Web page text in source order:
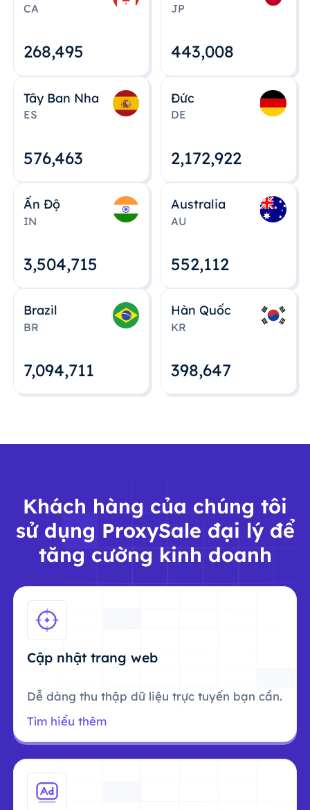
CA
268,495
JP
443,008
Tây Ban Nha
ES
576,463
Đức
DE
2,172,922
Ấn Độ
IN
3,504,715
Australia
AU
552,112
Brazil
BR
7,094,712
Hàn Quốc
KR
398,648
Khách hàng của chúng tôi
sử dụng ProxySale đại lý để
tăng cường kinh doanh
Cập nhật trang web
Dễ dàng thu thập dữ liệu trực tuyến bạn cần.
Tìm hiểu thêm